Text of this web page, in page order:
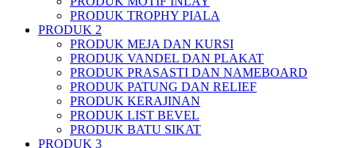
PRODUK TROPHY PIALA
PRODUK 2
PRODUK MEJA DAN KURSI
PRODUK VANDEL DAN PLAKAT
PRODUK PRASASTI DAN NAMEBOARD
PRODUK PATUNG DAN RELIEF
PRODUK KERAJINAN
PRODUK LIST BEVEL
PRODUK BATU SIKAT
PRODUK 3